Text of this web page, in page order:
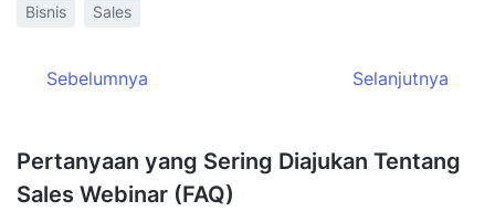
Bisnis
Sales
Sebelumnya Selanjutnya
Pertanyaan yang Sering Diajukan Tentang
Sales Webinar (FAQ)